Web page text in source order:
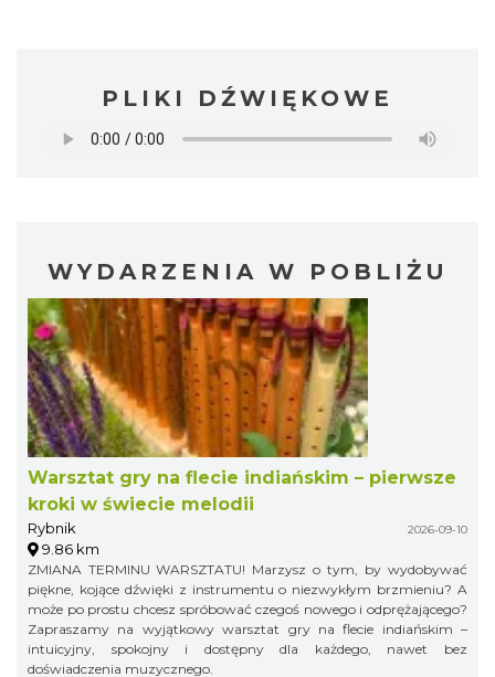
PLIKI DŹWIĘKOWE
WYDARZENIA W POBLIŻU
Warsztat gry na flecie indiańskim – pierwsze
kroki w świecie melodii
Rybnik 2026-09-10
9.86 km
ZMIANA TERMINU WARSZTATU! Marzysz o tym, by wydobywać
piękne, kojące dźwięki z instrumentu o niezwykłym brzmieniu? A
może po prostu chcesz spróbować czegoś nowego i odprężającego?
Zapraszamy na wyjątkowy warsztat gry na flecie indiańskim –
intuicyjny, spokojny i dostępny dla każdego, nawet bez
doświadczenia muzycznego.